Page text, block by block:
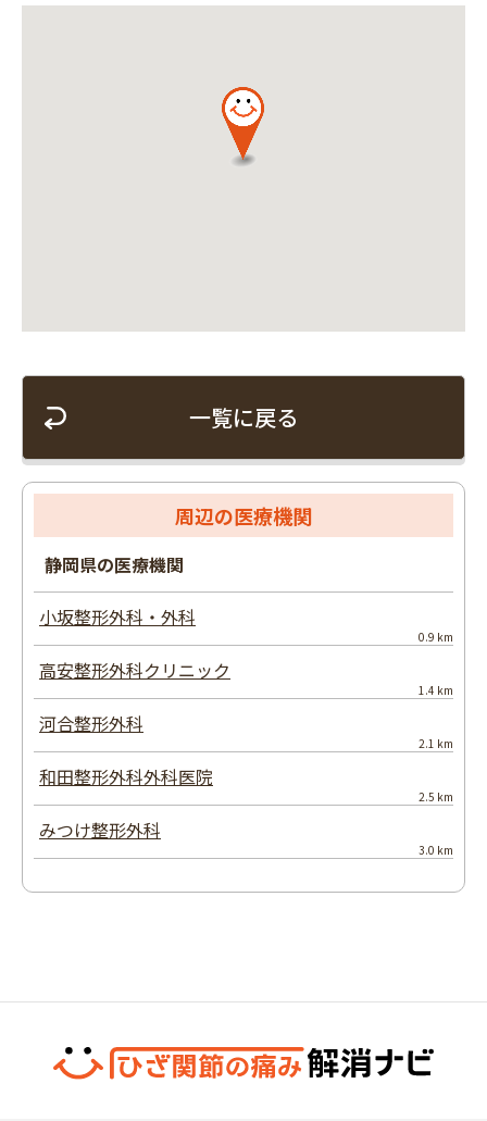
一覧に戻る
周辺の医療機関
静岡県の医療機関
小坂整形外科・外科
0.9 km
高安整形外科クリニック
1.4 km
河合整形外科
2.1 km
和田整形外科外科医院
2.5 km
みつけ整形外科
3.0 km